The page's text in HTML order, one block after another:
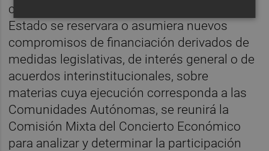
cualquiera de los años del quinquenio, el
Estado se reservara o asumiera nuevos
compromisos de financiación derivados de
medidas legislativas, de interés general o de
acuerdos interinstitucionales, sobre
materias cuya ejecución corresponda a las
Comunidades Autónomas, se reunirá la
Comisión Mixta del Concierto Económico
para analizar y determinar la participación